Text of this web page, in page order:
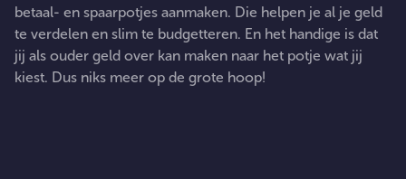
betaal- en spaarpotjes aanmaken. Die helpen je al je geld
te verdelen en slim te budgetteren. En het handige is dat
jij als ouder geld over kan maken naar het potje wat jij
kiest. Dus niks meer op de grote hoop!